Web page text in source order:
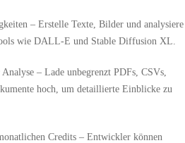
– Erstelle Texte, Bilder und analysiere
wie DALL-E und Stable Diffusion XL.
– Lade unbegrenzt PDFs, CSVs,
hoch, um detaillierte Einblicke zu
Credits – Entwickler können